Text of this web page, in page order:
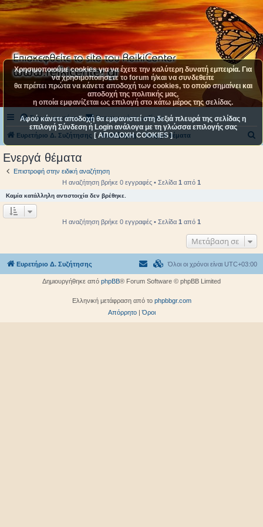
Συχνές ερωτήσεις Επικοινωνήστε μαζί μας
Ευρετήριο Δ. Συζήτησης Αναζήτηση Ενεργά θέματα
η
Ενεργά θέματα
Επιστροφή στην ειδική αναζήτηση
Η αναζήτηση βρήκε 0 εγγραφές • Σελίδα 1 από 1
Καμία κατάλληλη αντιστοιχία δεν βρέθηκε.
Η αναζήτηση βρήκε 0 εγγραφές • Σελίδα 1 από 1
Μετάβαση σε
Χρησιμοποιούμε cookies για να έχετε την καλύτερη δυνατή εμπειρία. Για
να χρησιμοποιήσετε το forum ή/και να συνδεθείτε
θα πρέπει πρώτα να κάνετε αποδοχή των cookies, το οποίο σημαίνει και
αποδοχή της πολιτικής μας,
η οποία εμφανίζεται ως επιλογή στο κάτω μέρος της σελίδας.
Αφού κάνετε αποδοχή θα εμφανιστεί στη δεξιά πλευρά της σελίδας η
επιλογή Σύνδεση ή Login ανάλογα με τη γλώσσα επιλογής σας
[ ΑΠΟΔΟΧΗ COOKIES ]
Ευρετήριο Δ. Συζήτησης Όλοι οι χρόνοι είναι UTC+03:00
Δημιουργήθηκε από phpBB® Forum Software © phpBB Limited
Ελληνική μετάφραση από το phpbbgr.com
Απόρρητο|Όροι